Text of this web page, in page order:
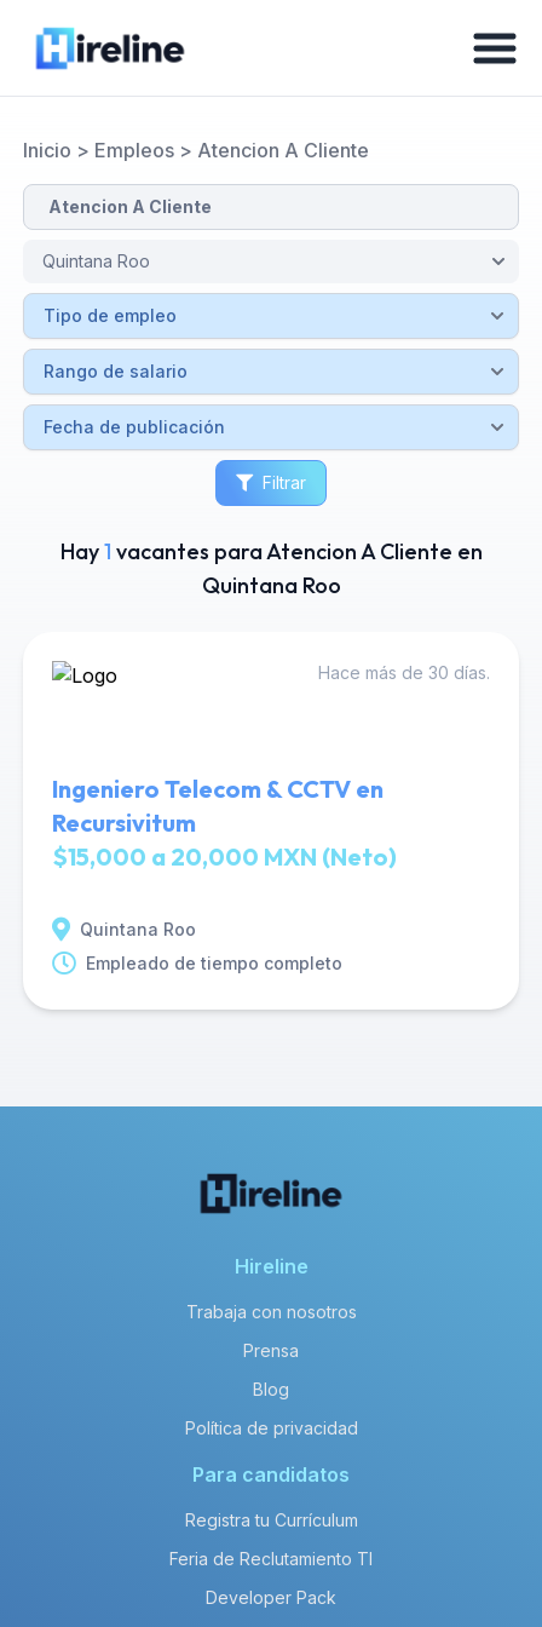
Inicio > Empleos> Atencion A Cliente
Filtrar
Hay1 vacantes para Atencion A Cliente en
Quintana Roo
Hace más de 30 días.
Ingeniero Telecom & CCTV en
Recursivitum
$15,000 a 20,000 MXN (Neto)
Quintana Roo
Empleado de tiempo completo
Hireline
Trabaja con nosotros
Prensa
Blog
Política de privacidad
Para candidatos
Registra tu Currículum
Feria de Reclutamiento TI
Developer Pack